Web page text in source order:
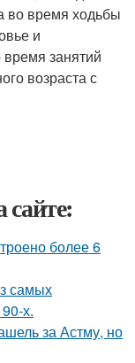
во время ходьбы
и
время занятий
возраста с
сайте:
более 6
самых
х.
за Астму, но